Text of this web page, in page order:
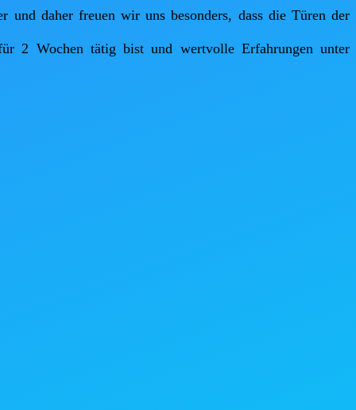
daher freuen wir uns besonders, dass die Türen der
2 Wochen tätig bist und wertvolle Erfahrungen unter